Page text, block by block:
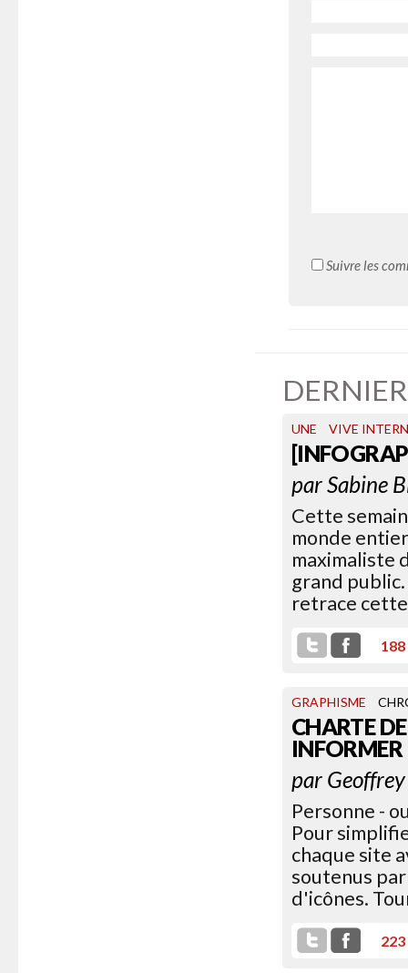
Suivre les
UNE VIVE
parSabine
Cette
monde
maximaliste
grand public.
retrace
188
GRAPHISME
CHARTE
INFORMER
par
Personne -
Pour
chaque site
soutenus
d'icônes.
223